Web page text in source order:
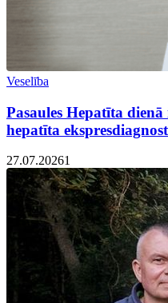
Veselība
Pasaules Hepatīta
hepatīta
27.07.20261